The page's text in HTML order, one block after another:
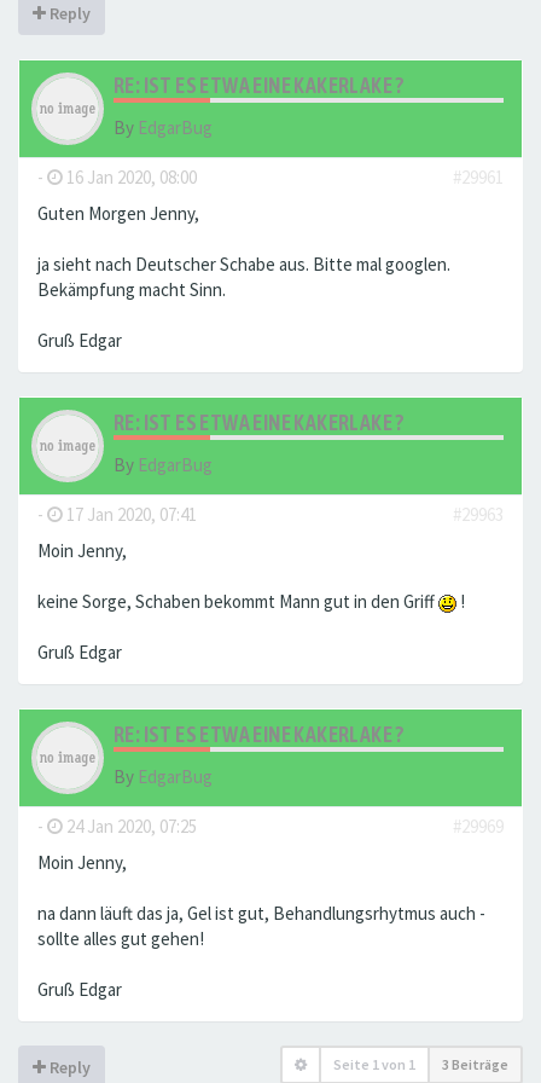
Reply
RE: IST ES ETWA EINE KAKERLAKE ?
By EdgarBug
- 16 Jan 2020, 08:00
#29961
Guten Morgen Jenny,
ja sieht nach Deutscher Schabe aus. Bitte mal googlen.
Bekämpfung macht Sinn.
Gruß Edgar
RE: IST ES ETWA EINE KAKERLAKE ?
By EdgarBug
- 17 Jan 2020, 07:41
#29963
Moin Jenny,
keine Sorge, Schaben bekommt Mann gut in den Griff !
Gruß Edgar
RE: IST ES ETWA EINE KAKERLAKE ?
By EdgarBug
- 24 Jan 2020, 07:25
#29969
Moin Jenny,
na dann läuft das ja, Gel ist gut, Behandlungsrhytmus auch -
sollte alles gut gehen!
Gruß Edgar
Reply Seite 1von 1 3 Beiträge